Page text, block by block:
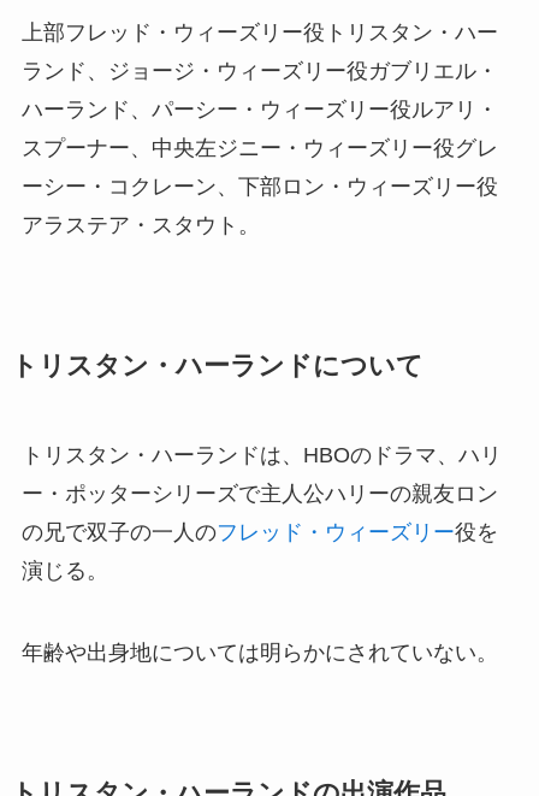
上部フレッド・ウィーズリー役トリスタン・ハー
ランド、ジョージ・ウィーズリー役ガブリエル・
ハーランド、パーシー・ウィーズリー役ルアリ・
スプーナー、中央左ジニー・ウィーズリー役グレ
ーシー・コクレーン、下部ロン・ウィーズリー役
アラステア・スタウト。
トリスタン・ハーランドについて
トリスタン・ハーランドは、HBOのドラマ、ハリ
ー・ポッターシリーズで主人公ハリーの親友ロン
の兄で双子の一人のフレッド・ウィーズリー役を
演じる。
年齢や出身地については明らかにされていない。